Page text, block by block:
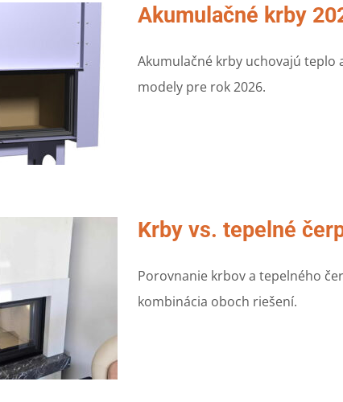
Akumulačné krby
Akumulačné krby uchovajú teplo
modely pre rok 2026.
Krby vs. tepelné
Porovnanie krbov a tepelného
kombinácia oboch riešení.